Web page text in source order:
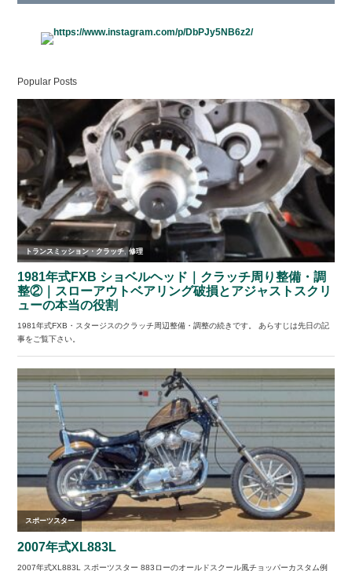
Popular Posts